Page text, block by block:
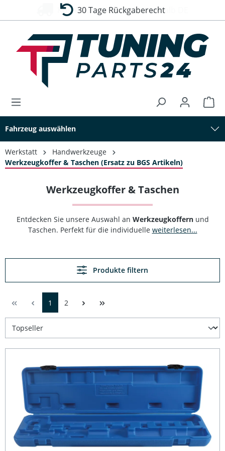
30 Tage Rückgaberecht
Fahrzeug auswählen
Werkstatt
Handwerkzeuge
Werkzeugkoffer & Taschen (Ersatz zu BGS Artikeln)
Werkzeugkoffer & Taschen
Entdecken Sie unsere Auswahl an Werkzeugkoffernund
Taschen. Perfekt für die individuelle weiterlesen...
Produkte filtern
1 2